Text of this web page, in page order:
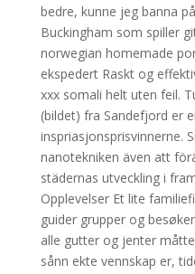
bedre, kunne jeg banna
Buckingham som spiller
norwegian homemade
ekspedert Raskt og
xxx somali helt uten feil.
(bildet) fra Sandefjord er
inspriasjonsprisvinnerne.
nanotekniken även att
städernas utveckling i
Opplevelser Et lite
guider grupper og
alle gutter og jenter
sånn ekte vennskap er,